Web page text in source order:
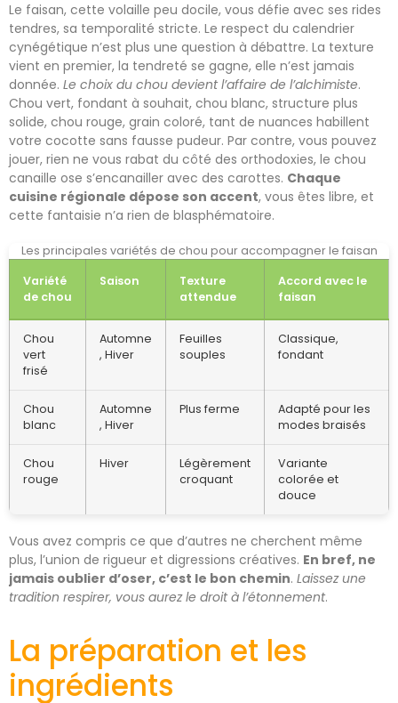
Le faisan, cette volaille peu docile, vous défie avec ses rides
tendres, sa temporalité stricte. Le respect du calendrier
cynégétique n’est plus une question à débattre. La texture
vient en premier, la tendreté se gagne, elle n’est jamais
donnée. Le choix du chou devient l’affaire de l’alchimiste.
Chou vert, fondant à souhait, chou blanc, structure plus
solide, chou rouge, grain coloré, tant de nuances habillent
votre cocotte sans fausse pudeur. Par contre, vous pouvez
jouer, rien ne vous rabat du côté des orthodoxies, le chou
canaille ose s’encanailler avec des carottes. Chaque
cuisine régionale dépose son accent, vous êtes libre, et
cette fantaisie n’a rien de blasphématoire.
Les principales variétés de chou pour accompagner le faisan
Variété
de chou
Saison
Texture
attendue
Accord avec le
faisan
Chou
vert
frisé
Automne
, Hiver
Feuilles
souples
Classique,
fondant
Chou
blanc
Automne
, Hiver
Plus ferme
Adapté pour les
modes braisés
Chou
rouge
Hiver
Légèrement
croquant
Variante
colorée et
douce
Vous avez compris ce que d’autres ne cherchent même
plus, l’union de rigueur et digressions créatives. En bref, ne
jamais oublier d’oser, c’est le bon chemin. Laissez une
tradition respirer, vous aurez le droit à l’étonnement.
La préparation et les
ingrédients